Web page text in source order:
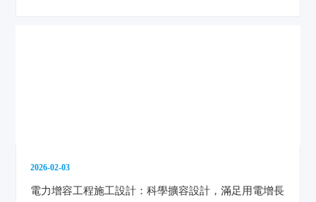
2026-02-03
電力增容工程施工設計：科學擴容設計，滿足用電增長